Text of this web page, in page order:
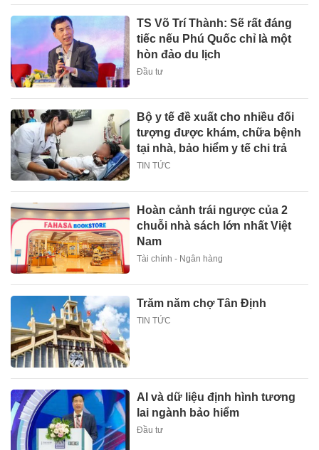
TS Võ Trí Thành: Sẽ rất đáng
tiếc nếu Phú Quốc chỉ là một
hòn đảo du lịch
Đầu tư
Bộ y tế đề xuất cho nhiều đối
tượng được khám, chữa bệnh
tại nhà, bảo hiểm y tế chi trả
TIN TỨC
Hoàn cảnh trái ngược của 2
chuỗi nhà sách lớn nhất Việt
Nam
Tài chính - Ngân hàng
Trăm năm chợ Tân Định
TIN TỨC
AI và dữ liệu định hình tương
lai ngành bảo hiểm
Đầu tư